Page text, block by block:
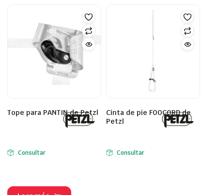
Tope para PANTIN de Petzl
Consultar
Cinta de pie FOOCORD de
Petzl
Consultar